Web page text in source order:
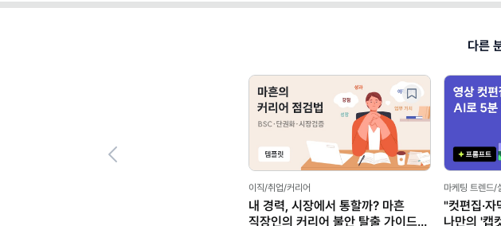
다른
이직/취업/커리어
내 경력, 시장에서 통할까? 마흔
직장인의 커리어 불안 탈출 가이드
마케팅 트렌드/
"컷편집·
나만의 '캡